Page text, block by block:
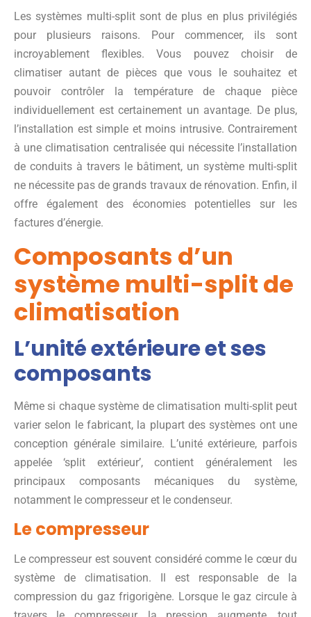
Les systèmes multi-split sont de plus en plus privilégiés
pour plusieurs raisons. Pour commencer, ils sont
incroyablement flexibles. Vous pouvez choisir de
climatiser autant de pièces que vous le souhaitez et
pouvoir contrôler la température de chaque pièce
individuellement est certainement un avantage. De plus,
l’installation est simple et moins intrusive. Contrairement
à une climatisation centralisée qui nécessite l’installation
de conduits à travers le bâtiment, un système multi-split
ne nécessite pas de grands travaux de rénovation. Enfin, il
offre également des économies potentielles sur les
factures d’énergie.
Composants d’un
système multi-split de
climatisation
L’unité extérieure et ses
composants
Même si chaque système de climatisation multi-split peut
varier selon le fabricant, la plupart des systèmes ont une
conception générale similaire. L’unité extérieure, parfois
appelée ‘split extérieur’, contient généralement les
principaux composants mécaniques du système,
notamment le compresseur et le condenseur.
Le compresseur
Le compresseur est souvent considéré comme le cœur du
système de climatisation. Il est responsable de la
compression du gaz frigorigène. Lorsque le gaz circule à